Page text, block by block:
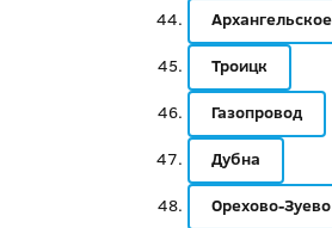
Архангельское
Троицк
Газопровод
Дубна
Орехово-Зуево